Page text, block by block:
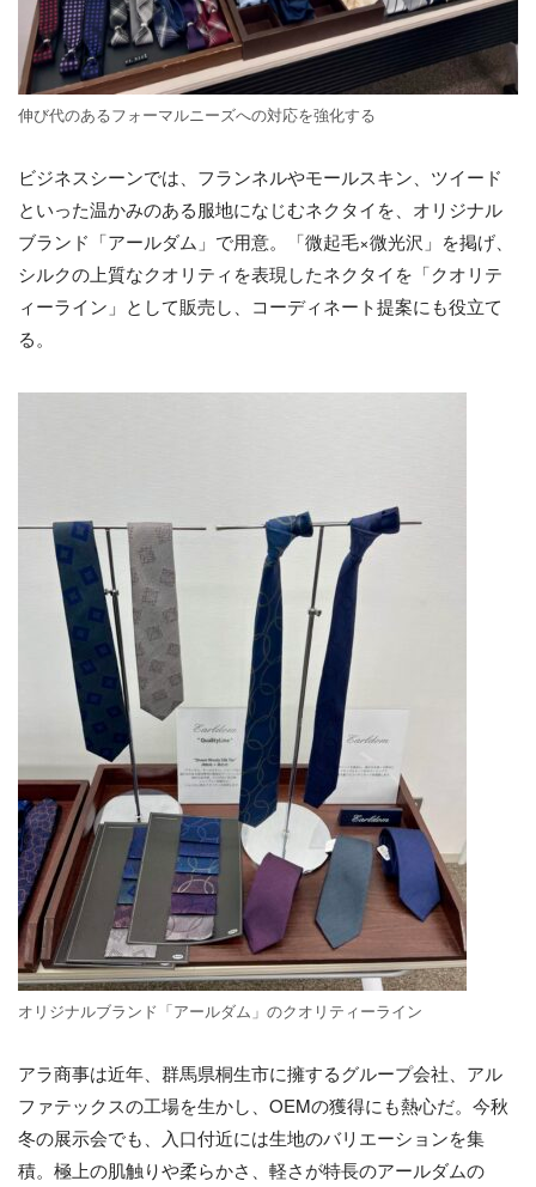
伸び代のあるフォーマルニーズへの対応を強化する
ビジネスシーンでは、フランネルやモールスキン、ツイード
といった温かみのある服地になじむネクタイを、オリジナル
ブランド「アールダム」で用意。「微起毛×微光沢」を掲げ、
シルクの上質なクオリティを表現したネクタイを「クオリテ
ィーライン」として販売し、コーディネート提案にも役立て
る。
オリジナルブランド「アールダム」のクオリティーライン
アラ商事は近年、群馬県桐生市に擁するグループ会社、アル
ファテックスの工場を生かし、OEMの獲得にも熱心だ。今秋
冬の展示会でも、入口付近には生地のバリエーションを集
積。極上の肌触りや柔らかさ、軽さが特長のアールダムの